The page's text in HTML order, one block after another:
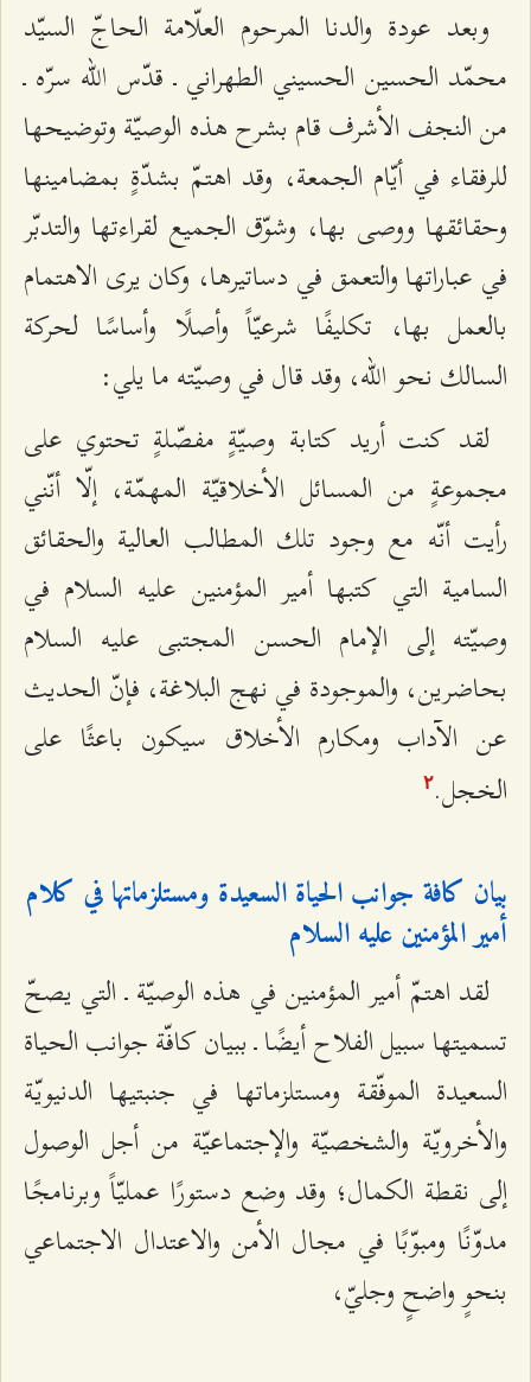
وبعد عودة والدنا المرحوم العلّامة الحاجّ السيّد
محمّد الحسين الحسيني الطهراني ـ قدّس الله سرّه ـ
من النجف الأشرف قام بشرح هذه الوصيّة وتوضيحها
للرفقاء في أيّام الجمعة، وقد اهتمّ بشدّةٍ بمضامينها
وحقائقها ووصى بها، وشوّق الجميع لقراءتها والتدبّر
في عباراتها والتعمق في دساتيرها، وكان يرى الاهتمام
بالعمل بها، تكليفًا شرعيّاً وأصلًا وأساسًا لحركة
السالك نحو الله، وقد قال في وصيّته ما يلي:
لقد كنت أريد كتابة وصيّةٍ مفصّلةٍ تحتوي على
مجموعةٍ من المسائل الأخلاقيّة المهمّة، إلّا أنّني
رأيت أنّه مع وجود تلك المطالب العالية والحقائق
السامية التي كتبها أمير المؤمنين عليه السلام في
وصيّته إلى الإمام الحسن المجتبى عليه السلام
بحاضرين، والموجودة في نهج البلاغة، فإنّ الحديث
عن الآداب ومكارم الأخلاق سيكون باعثًا على
الخجل.٢
بيان كافة جوانب الحياة السعيدة ومستلزماتها في كلام
أمير المؤمنين عليه السلام
لقد اهتمّ أمير المؤمنين في هذه الوصيّة ـ التي يصحّ
تسميتها سبيل الفلاح أيضًا ـ ببيان كافّة جوانب الحياة
السعيدة الموفّقة ومستلزماتها في جنبتيها الدنيويّة
والأخرويّة والشخصيّة والإجتماعيّة من أجل الوصول
إلى نقطة الكمال؛ وقد وضع دستورًا عمليّاً وبرنامجًا
مدوّنًا ومبوّبًا في مجال الأمن والاعتدال الاجتماعي
بنحوٍ واضحٍ وجليّ،